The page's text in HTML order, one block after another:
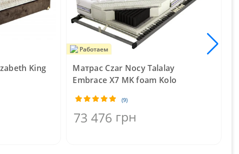
King
Работаем
Матрас Czar Nocy Talalay
Embrace X7 MK foam Kolo
(9)
73 476 грн